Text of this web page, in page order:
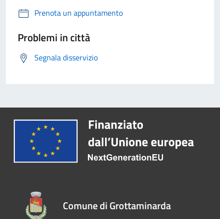
Prenota un appuntamento
Problemi in città
Segnala disservizio
Comune di Grottaminarda